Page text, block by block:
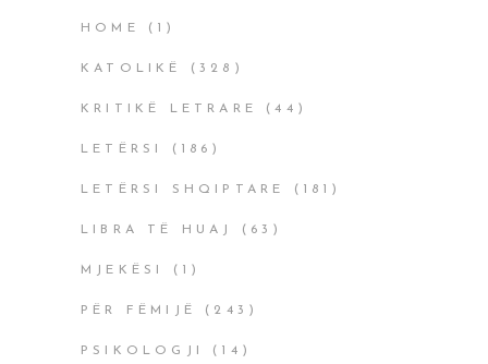
HOME (1)
KATOLIKË (328)
KRITIKË LETRARE (44)
LETËRSI (186)
LETËRSI SHQIPTARE (181)
LIBRA TË HUAJ (63)
MJEKËSI (1)
PËR FËMIJË (243)
PSIKOLOGJI (14)